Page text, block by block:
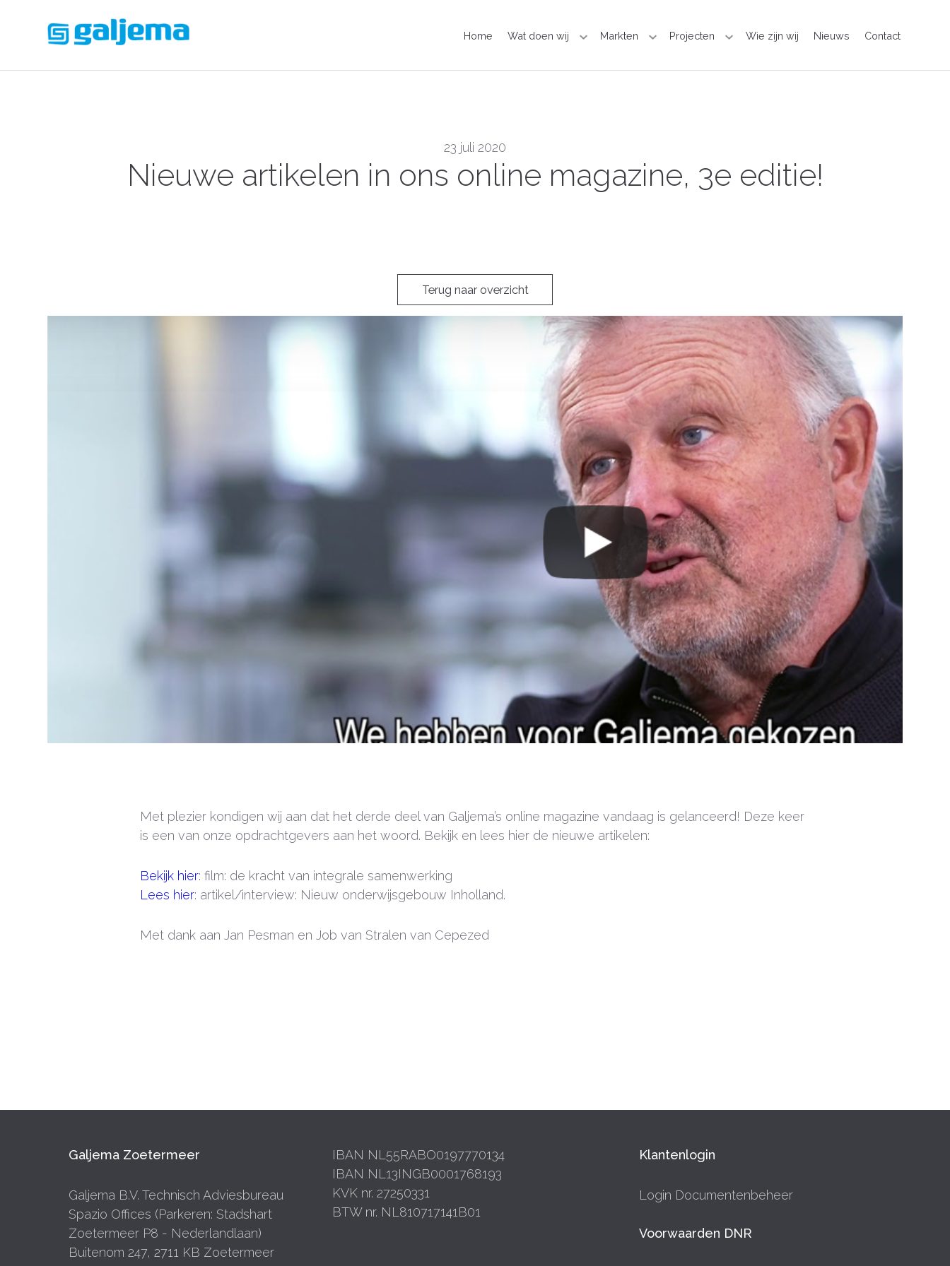
Home Wat doen wij Markten Projecten Wie zijn wij Nieuws Contact
23 juli 2020
Nieuwe artikelen in ons online magazine, 3e editie!
Terug naar overzicht
Met plezier kondigen wij aan dat het derde deel van Galjema’s online magazine vandaag is gelanceerd! Deze keer
is een van onze opdrachtgevers aan het woord. Bekijk en lees hier de nieuwe artikelen:
Bekijk hier: film: de kracht van integrale samenwerking
Lees hier: artikel/interview: Nieuw onderwijsgebouw Inholland.
Met dank aan Jan Pesman en Job van Stralen van Cepezed
Galjema Zoetermeer
Galjema B.V. Technisch Adviesbureau
Spazio Offices (Parkeren: Stadshart
Zoetermeer P8 - Nederlandlaan)
Buitenom 247, 2711 KB Zoetermeer
IBAN NL55RABO0197770134
IBAN NL13INGB0001768193
KVK nr. 27250331
BTW nr. NL810717141B01
Klantenlogin
Login Documentenbeheer
Voorwaarden DNR